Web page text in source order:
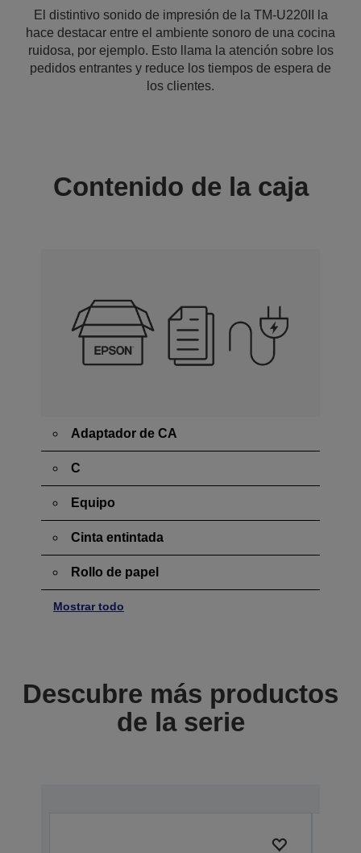
El distintivo sonido de impresión de la TM-U220II la
hace destacar entre el ambiente sonoro de una cocina
ruidosa, por ejemplo. Esto llama la atención sobre los
pedidos entrantes y reduce los tiempos de espera de
los clientes.
Contenido de la caja
Adaptador de CA
C
Equipo
Cinta entintada
Rollo de papel
Mostrar todo
Descubre más productos
de la serie